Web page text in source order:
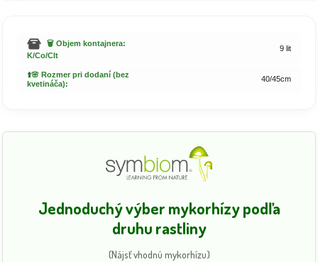
🗑️ Objem kontajnera:
K/Co/Clt
9 lit
⬆️🌸 Rozmer pri dodaní (bez
kvetináča):
40/45cm
Jednoduchý výber mykorhízy podľa
druhu rastliny
(Nájsť vhodnú mykorhízu)